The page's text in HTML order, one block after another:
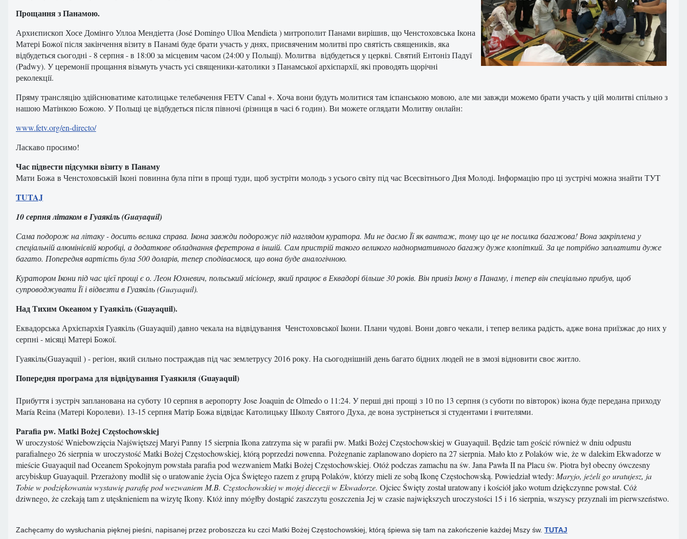
Прощання з Панамою.
Архиєпископ Хосе Домінго Уллоа Мендіетта (José Domingo Ulloa Mendieta ) митрополит Панами вирішив, що Ченстоховська Ікона
Матері Божої після закінчення візиту в Панамі буде брати участь у днях, присвяченим молитві про святість священиків, яка
відбудеться сьогодні - 8 серпня - в 18:00 за місцевим часом (24:00 у Польщі). Молитва відбудеться у церкві. Святий Ентоніз Падуї
(Padwy). У церемонії прощання візьмуть участь усі священики-католики з Панамської архієпархії, які проводять щорічні
реколекції.
Пряму трансляцію здійснюватиме католицьке телебачення FETV Canal +. Хоча вони будуть молитися там іспанською мовою, але ми завжди можемо брати участь у цій молитві спільно з
нашою Матінкою Божою. У Польщі це відбудеться після півночі (різниця в часі 6 годин). Ви можете оглядати Молитву онлайн:
www.fetv.org/en-directo/
Ласкаво просимо!
Часпідвестипідсумкивізитув Панаму
Мати Божа в Ченстоховській Іконі повинна була піти в прощі туди, щобзустріти молодьз усьогосвітупід часВсесвітнього ДняМолоді. Інформаціюпро ці зустрічі можна знайти ТУТ
TUTAJ
10 серпня літаком в Гуаякіль (Guayaquil)
Сама подорож на літаку - досить велика справа. Ікона завжди подорожує під наглядом куратора. Ми не даємо Її як вантаж, тому що це не посилка багажова! Вона закріплена у
спеціальній алюмінієвій коробці, а додаткове обладнання феретрона в іншій. Сам пристрій такого великого наднормативного багажу дуже клопіткий. За це потрібно заплатити дуже
багато. Попередня вартість була 500 доларів, тепер сподіваємося, що вона буде аналогічною.
Куратором Ікони під час цієї прощі є о. Леон Юхневич, польський місіонер, який працює в Еквадорі більше 30 років. Він привіз Ікону в Панаму, і тепер він спеціально прибув, щоб
супроводжувати Її і відвезти в Гуаякіль (Guayaquil).
Над Тихим Океаном у Гуаякіль (Guayaquil).
Еквадорська Архієпархія Гуаякіль (Guayaquil) давно чекала на відвідування Ченстоховської Ікони. Плани чудові. Вони довго чекали, і тепер велика радість, адже вона приїзжає до них у
серпні - місяці Матері Божої.
Гуаякіль(Guayaquil ) - регіон, який сильно постраждав під час землетрусу 2016 року. На сьогоднішній день багато бідних людей не в змозі відновити своє житло.
Попередня програмадлявідвідуванняГуаякиля(Guayaquil)
Прибуттяі зустрічзапланована на суботу 10 серпня в аеропортуJose Joaquin de Olmedoо 11:24. Уперші дні прощі з 10по 13 серпня (зсуботи по вівторок)ікона будепередана приходу
María Reina (Матері Королеви). 13-15 серпняМатірБожа відвідаєКатолицькуШколуСвятого Духа, девона зустрінетьсязі студентами і вчителями.
Parafia pw. Matki Bożej Częstochowskiej
W uroczystość Wniebowzięcia Najświętszej Maryi Panny 15 sierpnia Ikona zatrzyma się w parafii pw. Matki Bożej Częstochowskiej w Guayaquil. Będzie tam gościć również w dniu odpustu
parafialnego 26 sierpnia w uroczystość Matki Bożej Częstochowskiej, którą poprzedzi nowenna. Pożegnanie zaplanowano dopiero na 27 sierpnia. Mało kto z Polaków wie, że w dalekim Ekwadorze w
mieście Guayaquil nad Oceanem Spokojnym powstała parafia pod wezwaniem Matki Bożej Częstochowskiej. Otóż podczas zamachu na św. Jana Pawła II na Placu św. Piotra był obecny ówczesny
arcybiskup Guayaquil. Przerażony modlił się o uratowanie życia Ojca Świętego razem z grupą Polaków, którzy mieli ze sobą Ikonę Częstochowską. Powiedział wtedy: Maryjo, jeżeli go uratujesz, ja
Tobie w podziękowaniu wystawię parafię pod wezwaniem M.B. Częstochowskiej w mojej diecezji w Ekwadorze. Ojciec Święty został uratowany i kościół jako wotum dziękczynne powstał. Cóż
dziwnego, że czekają tam z utęsknieniem na wizytę Ikony. Któż inny mógłby dostąpić zaszczytu goszczenia Jej w czasie największych uroczystości 15 i 16 sierpnia, wszyscy przyznali im pierwszeństwo.
Zachęcamy do wysłuchania pięknej pieśni, napisanej przez proboszcza ku czci Matki Bożej Częstochowskiej, którą śpiewa się tam na zakończenie każdej Mszy św. TUTAJ